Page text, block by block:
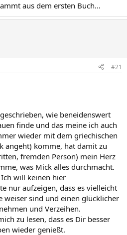
aus dem ersten Buch...
#21
wie beneidenswert
finde und das meine ich auch
wieder mit dem griechischen
angeht) komme, hat damit zu
fremden Person) mein Herz
was Mick alles durchmacht.
will keinen hier
nur aufzeigen, dass es vielleicht
weiser sind und einen glücklicher
und Verzeihen.
zu lesen, dass es Dir besser
wieder genießt.